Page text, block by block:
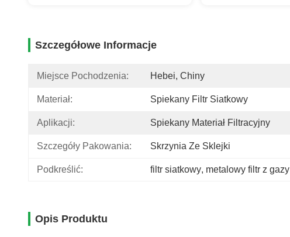
Szczegółowe Informacje
Miejsce Pochodzenia: Hebei, Chiny
Materiał: Spiekany Filtr Siatkowy
Aplikacji: Spiekany Materiał Filtracyjny
Szczegóły Pakowania: Skrzynia Ze Sklejki
Podkreślić: filtr siatkowy, metalowy filtr z gazy
Opis Produktu